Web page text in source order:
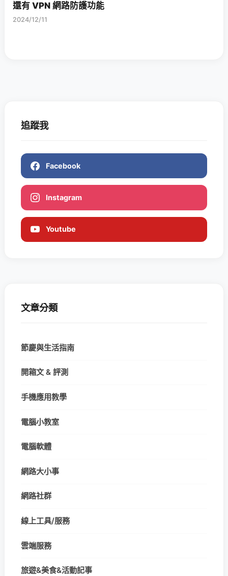
還有 VPN 網路防護功能
2024/12/11
追蹤我
Facebook
Instagram
Youtube
文章分類
節慶與生活指南
開箱文 & 評測
手機應用教學
電腦小教室
電腦軟體
網路大小事
網路社群
線上工具/服務
雲端服務
旅遊&美食&活動記事